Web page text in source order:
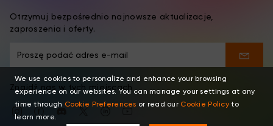
Otrzymuj bezpośrednio najnowsze aktualizacje,
zaproszenia i oferty.
Znajdź nas w tych miejscach
We use cookies to personalize and enhance your browsing
experience on our websites. You can manage your settings at any
time through Cookie Preferences or read our Cookie Policyto
learn more.